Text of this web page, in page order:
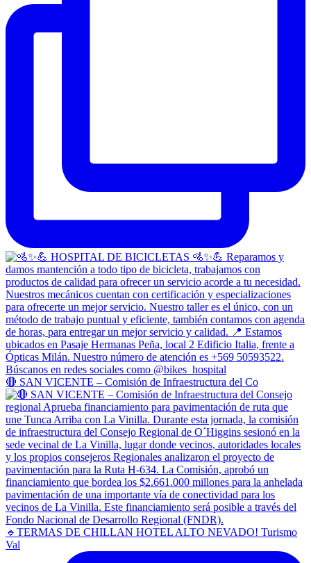
🔴 SAN VICENTE – Comisión de Infraestructura del Co
🔹TERMAS DE CHILLAN HOTEL ALTO NEVADO! Turismo
Val